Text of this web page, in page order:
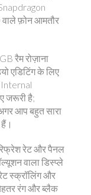
फ़ोन आमतौर
रैम रोज़ाना
एडिटिंग के लिए
जरूरी है;
आप बहुत सारा
रेट और पैनल
वाला डिस्प्ले
स्क्रॉलिंग और
रंग और ब्लैक